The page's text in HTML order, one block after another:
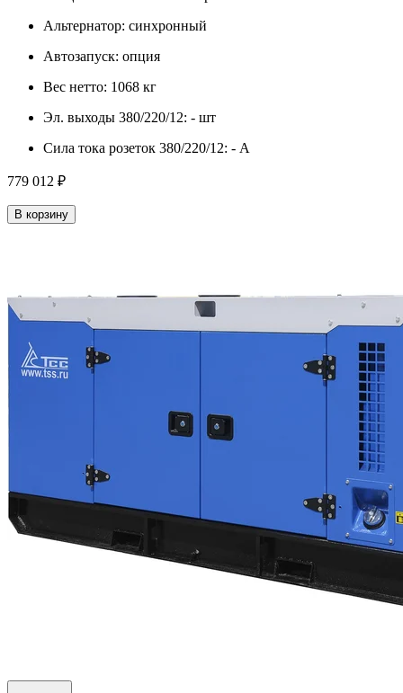
Альтернатор: синхронный
Автозапуск: опция
Вес нетто: 1068 кг
Эл. выходы 380/220/12: - шт
Сила тока розеток 380/220/12: - А
779 012 ₽
В корзину